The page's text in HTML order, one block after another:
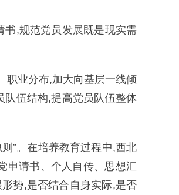
书,规范党员发展既是现实需
职业分布,加大向基层一线倾
队伍结构,提高党员队伍整体
”。在培养教育过程中,西北
申请书、个人自传、思想汇
势,是否结合自身实际,是否